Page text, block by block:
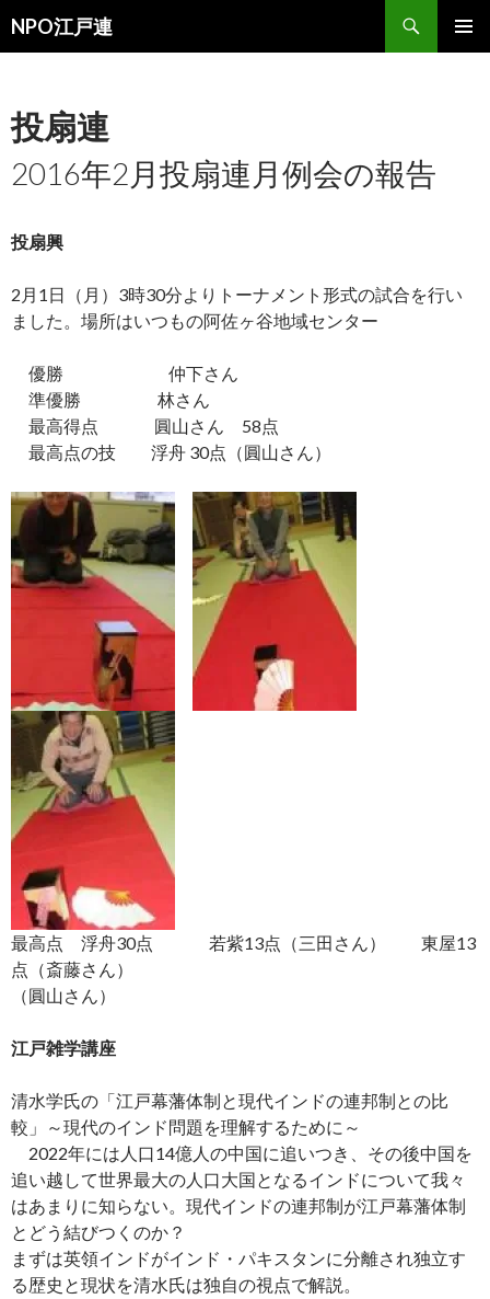
NPO江戸連
索
ン
ツ
へ
移
投扇連
2016年2月投扇連月例会の報告
投扇興
2月1日（月）3時30分よりトーナメント形式の試合を行い
ました。場所はいつもの阿佐ヶ谷地域センター
優勝 仲下さん
準優勝 林さん
最高得点 圓山さん 58点
最高点の技 浮舟 30点（圓山さん）
最高点 浮舟30点 若紫13点（三田さん） 東屋13
点（斎藤さん）
（圓山さん）
江戸雑学講座
清水学氏の「江戸幕藩体制と現代インドの連邦制との比
較」～現代のインド問題を理解するために～
2022年には人口14億人の中国に追いつき、その後中国を
追い越して世界最大の人口大国となるインドについて我々
はあまりに知らない。現代インドの連邦制が江戸幕藩体制
とどう結びつくのか？
まずは英領インドがインド・パキスタンに分離され独立す
る歴史と現状を清水氏は独自の視点で解説。